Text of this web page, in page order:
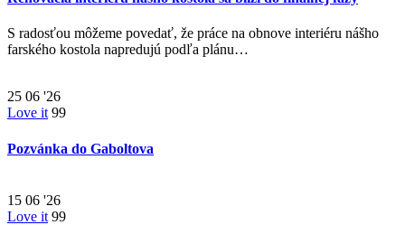
S radosťou môžeme povedať, že práce na obnove interiéru nášho
farského kostola napredujú podľa plánu…
25 06 '26
Love it 99
Pozvánka do Gaboltova
15 06 '26
Love it 99